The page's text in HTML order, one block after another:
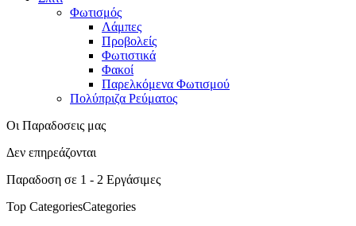
Φωτισμός
Λάμπες
Προβολείς
Φωτιστικά
Φακοί
Παρελκόμενα Φωτισμού
Πολύπριζα Ρεύματος
Οι Παραδοσεις μας
Δεν επηρεάζονται
Παραδοση σε 1 - 2 Εργάσιμες
Top CategoriesCategories